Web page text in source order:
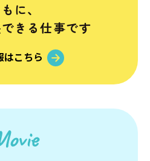
に、
きる仕事です
はこちら